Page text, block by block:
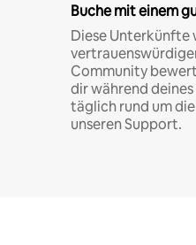
Buche mit einem
Diese Unterkünfte
Community
dir während
täglich rund um
unseren Support.